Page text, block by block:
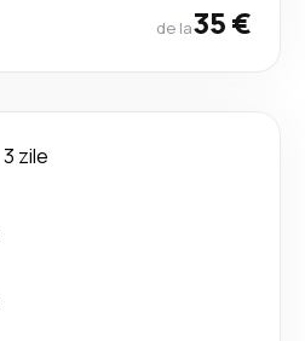
de la35 €
3 zile